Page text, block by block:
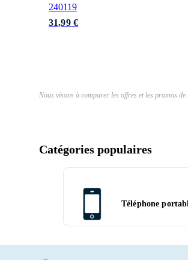
240119
31,99 €
Nous visons à comparer les offres et les promos
Catégories populaires
Téléphone